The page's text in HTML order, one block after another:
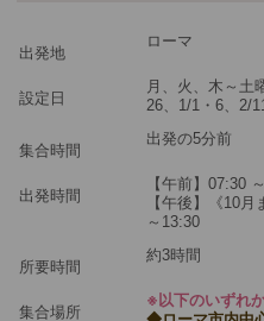
ツアーコード
出発地
ローマ
設定日
月、火、木～土
26、1/1・6、2/
集合時間
出発の5分前
出発時間
【午前】07:30
【午後】《10
～13:30
所要時間
約3時間
集合場所
※以下のいずれ